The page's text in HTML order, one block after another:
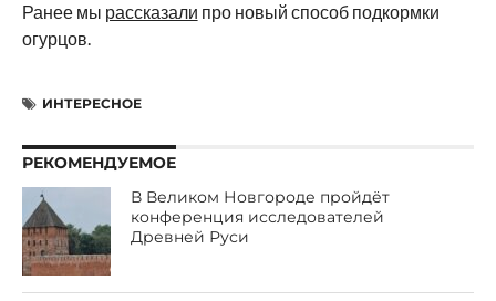
Ранее мы рассказали про новый способ подкормки
огурцов.
ИНТЕРЕСНОЕ
РЕКОМЕНДУЕМОЕ
В Великом Новгороде пройдёт
конференция исследователей
Древней Руси